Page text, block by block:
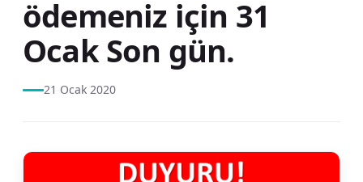
ödemeniz için 31
Ocak Son gün.
21 Ocak 2020